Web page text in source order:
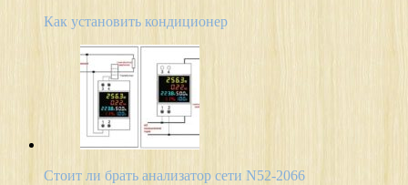
Как установить кондиционер
Стоит ли брать анализатор сети N52-2066